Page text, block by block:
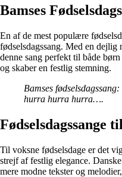
Bamses
En af de mest populære
fødselsdagssang. Med en dejlig
denne sang perfekt til både
og skaber en festlig stemning.
Bamses
hurra hurra hurra….
Fødselsdagssange
Til voksne fødselsdage er det
strejf af festlig elegance.
mere modne tekster og